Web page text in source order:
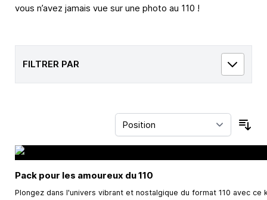
vous n’avez jamais vue sur une photo au 110 !
FILTRER PAR
Pack pour les amoureux du 110
Plongez dans l'univers vibrant et nostalgique du format 110 avec